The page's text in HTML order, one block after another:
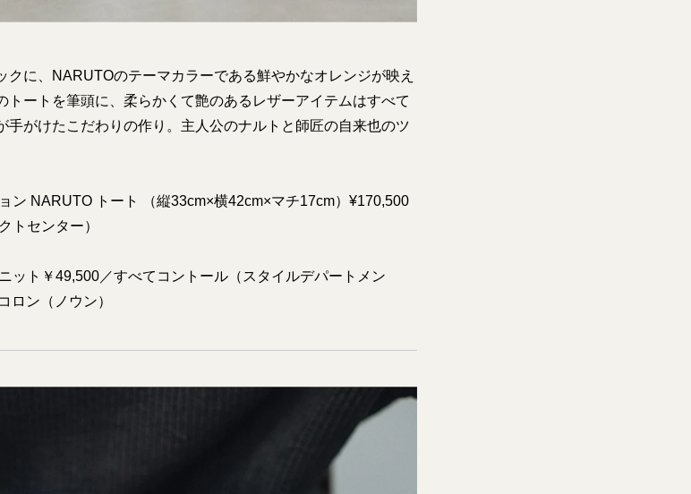
クに、NARUTOのテーマカラーである鮮やかなオレンジが映え
トートを筆頭に、柔らかくて艶のあるレザーアイテムはすべて
手がけたこだわりの作り。主人公のナルトと師匠の自来也のツ
ン NARUTO トート （縦33cm×横42cm×マチ17cm）¥170,500
トセンター）
ット￥49,500／すべてコントール（スタイルデパートメン
ロン（ノウン）